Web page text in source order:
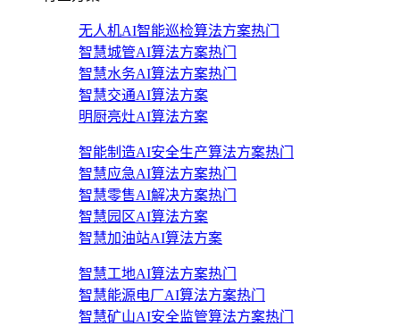
无人机AI智能巡检算法方案热门
智慧城管AI算法方案热门
智慧水务AI算法方案热门
智慧交通AI算法方案
明厨亮灶AI算法方案
智能制造AI安全生产算法方案热门
智慧应急AI算法方案热门
智慧零售AI解决方案热门
智慧园区AI算法方案
智慧加油站AI算法方案
智慧工地AI算法方案热门
智慧能源电厂AI算法方案热门
智慧矿山AI安全监管算法方案热门